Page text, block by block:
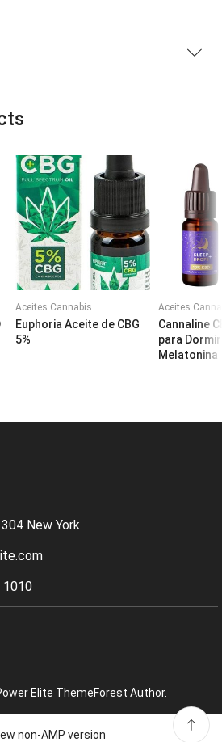
Aceites Cannabis
Euphoria Aceite de CBG
5%
Aceites
Cannaline
para
Melatonina
New York
1010
Elite ThemeForest Author.
non-AMP version